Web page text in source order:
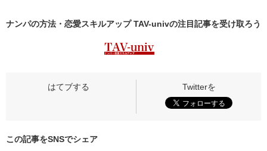
ナンパの方法・恋愛スキルアップ TAV-univの注目記事を受け取ろう
この記事をSNSでシェア